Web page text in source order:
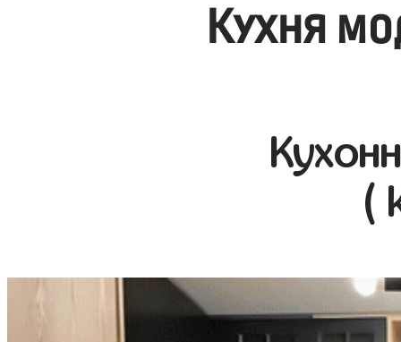
Кухня
(